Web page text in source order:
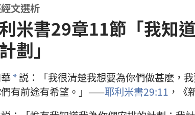
文選析
米書29章11節「我知
劃」
a説：「我很清楚我想要為你們做甚麽，
有前途有希望。」——耶利米書29:11 ，《